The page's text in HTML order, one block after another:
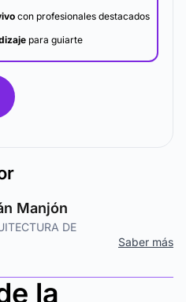
con profesionales destacados
para guiarte
Manjón
DE
Saber más
la